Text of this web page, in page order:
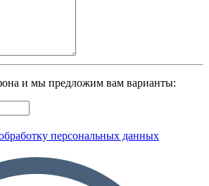
и мы предложим вам варианты:
персональных данных